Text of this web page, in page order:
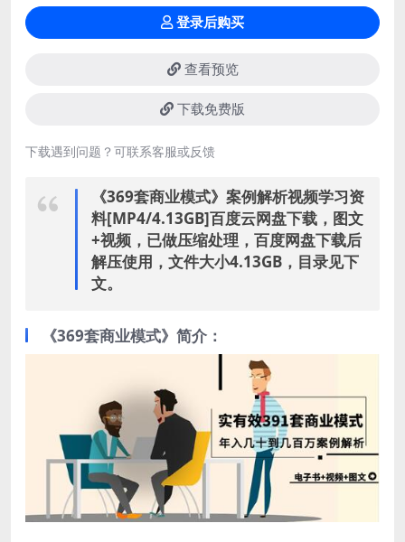
登录后购买
查看预览
下载免费版
下载遇到问题？可联系客服或反馈
《369套商业模式》案例解析视频学习资
料[MP4/4.13GB]百度云网盘下载，图文
+视频，已做压缩处理，百度网盘下载后
解压使用，文件大小4.13GB，目录见下
文。
《369套商业模式》简介：